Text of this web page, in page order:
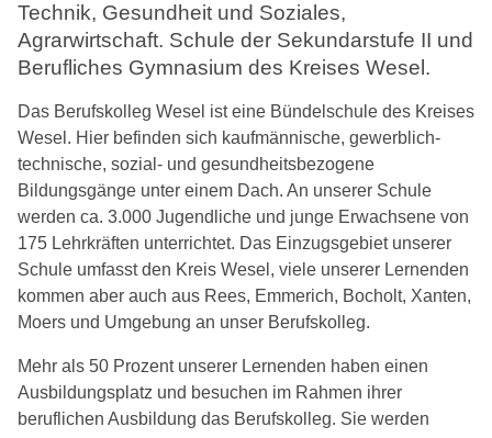
Technik, Gesundheit und Soziales,
Agrarwirtschaft. Schule der Sekundarstufe II und
Berufliches Gymnasium des Kreises Wesel.
Das Berufskolleg Wesel ist eine Bündelschule des Kreises
Wesel. Hier befinden sich kaufmännische, gewerblich-
technische, sozial- und gesundheitsbezogene
Bildungsgänge unter einem Dach. An unserer Schule
werden ca. 3.000 Jugendliche und junge Erwachsene von
175 Lehrkräften unterrichtet. Das Einzugsgebiet unserer
Schule umfasst den Kreis Wesel, viele unserer Lernenden
kommen aber auch aus Rees, Emmerich, Bocholt, Xanten,
Moers und Umgebung an unser Berufskolleg.
Mehr als 50 Prozent unserer Lernenden haben einen
Ausbildungsplatz und besuchen im Rahmen ihrer
beruflichen Ausbildung das Berufskolleg. Sie werden